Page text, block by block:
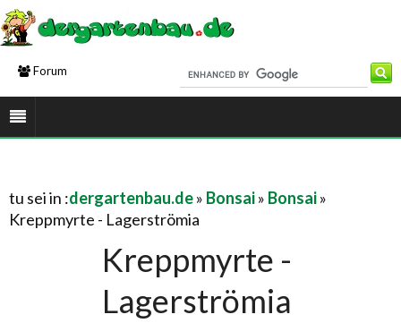
Forum
tu sei in :dergartenbau.de» Bonsai» Bonsai»
Kreppmyrte - Lagerströmia
Kreppmyrte -
Lagerströmia